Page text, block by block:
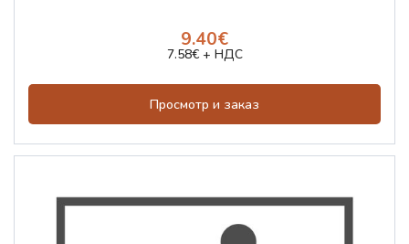
9.40€
7.58€ + НДС
Просмотр и заказ